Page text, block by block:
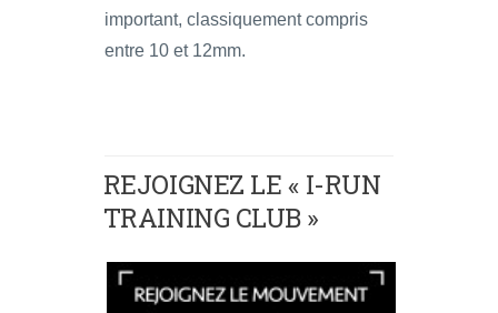
important, classiquement compris
entre 10 et 12mm.
REJOIGNEZ LE « I-RUN
TRAINING CLUB »